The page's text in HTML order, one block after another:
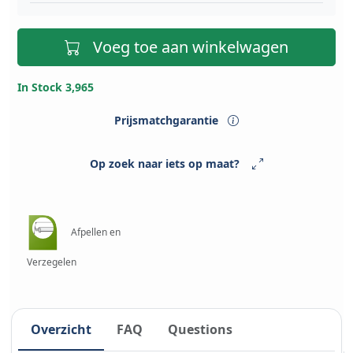
Voeg toe aan winkelwagen
In Stock 3,965
Prijsmatchgarantie
Op zoek naar iets op maat?
Afpellen en
Verzegelen
Overzicht FAQ Questions